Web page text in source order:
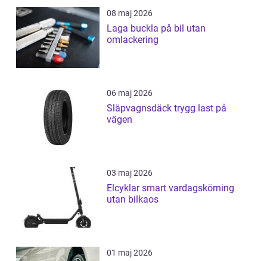
08 maj 2026
Laga buckla på bil utan
omlackering
06 maj 2026
Släpvagnsdäck trygg last på
vägen
03 maj 2026
Elcyklar smart vardagskörning
utan bilkaos
01 maj 2026